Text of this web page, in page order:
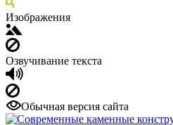
Изображения
Озвучивание текста
Обычная версия сайта